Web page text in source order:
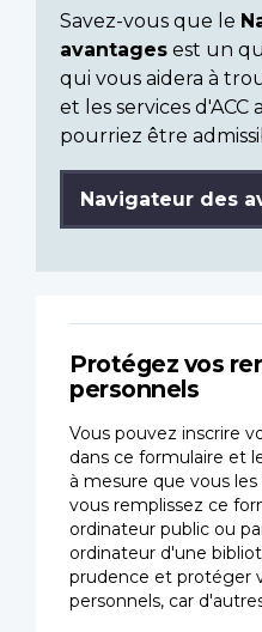
Savez-vous que le
avantages est un
qui vous aidera à
et les services
pourriez être
Navigateur des
Protégez vos
personnels
Vous pouvez inscrire
dans ce formulaire et
à mesure que vous
vous remplissez ce
ordinateur public ou
ordinateur d'une
prudence et protéger
personnels, car